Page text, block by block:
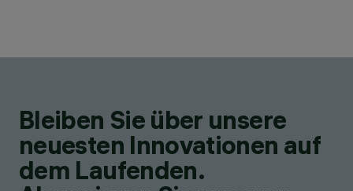
Bleiben Sie über unsere
neuesten Innovationen auf
dem Laufenden.